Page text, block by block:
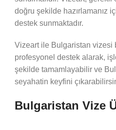
doğru şekilde hazırlamanız
destek sunmaktadır.
Vizeart ile Bulgaristan vizesi
profesyonel destek alarak,
şekilde tamamlayabilir ve
seyahatin keyfini
Bulgaristan Vize